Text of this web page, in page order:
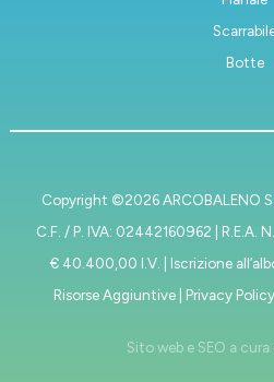
Botte
Copyright ©2026 ARCOBALENO
C.F. / P. IVA: 02442160962 | R.E.A.
€ 40.400,00 I.V. | Iscrizione
Risorse Aggiuntive| Privacy Policy
Sito web e SEO a cura